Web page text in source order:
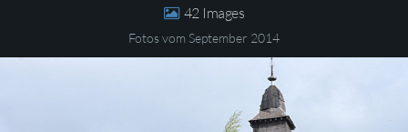
42
Fotos vom September 2014